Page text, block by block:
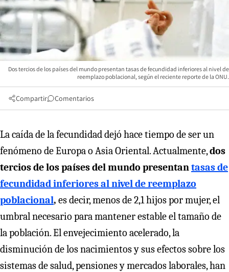
Dos tercios de los países del mundo presentan tasas de fecundidad inferiores al nivel de
reemplazo poblacional, según el reciente reporte de la ONU.
Compartir Comentarios
La caída de la fecundidad dejó hace tiempo de ser un
fenómeno de Europa o Asia Oriental. Actualmente,dos
tercios de los países del mundo presentantasas de
fecundidad inferiores al nivel de reemplazo
poblacional, es decir, menos de 2,1 hijos por mujer, el
umbral necesario para mantener estable el tamaño de
la población. El envejecimiento acelerado, la
disminución de los nacimientos y sus efectos sobre los
sistemas de salud, pensiones y mercados laborales, han